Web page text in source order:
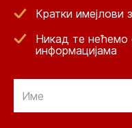
Кратки имејлови
Никад те нећемо
информацијама